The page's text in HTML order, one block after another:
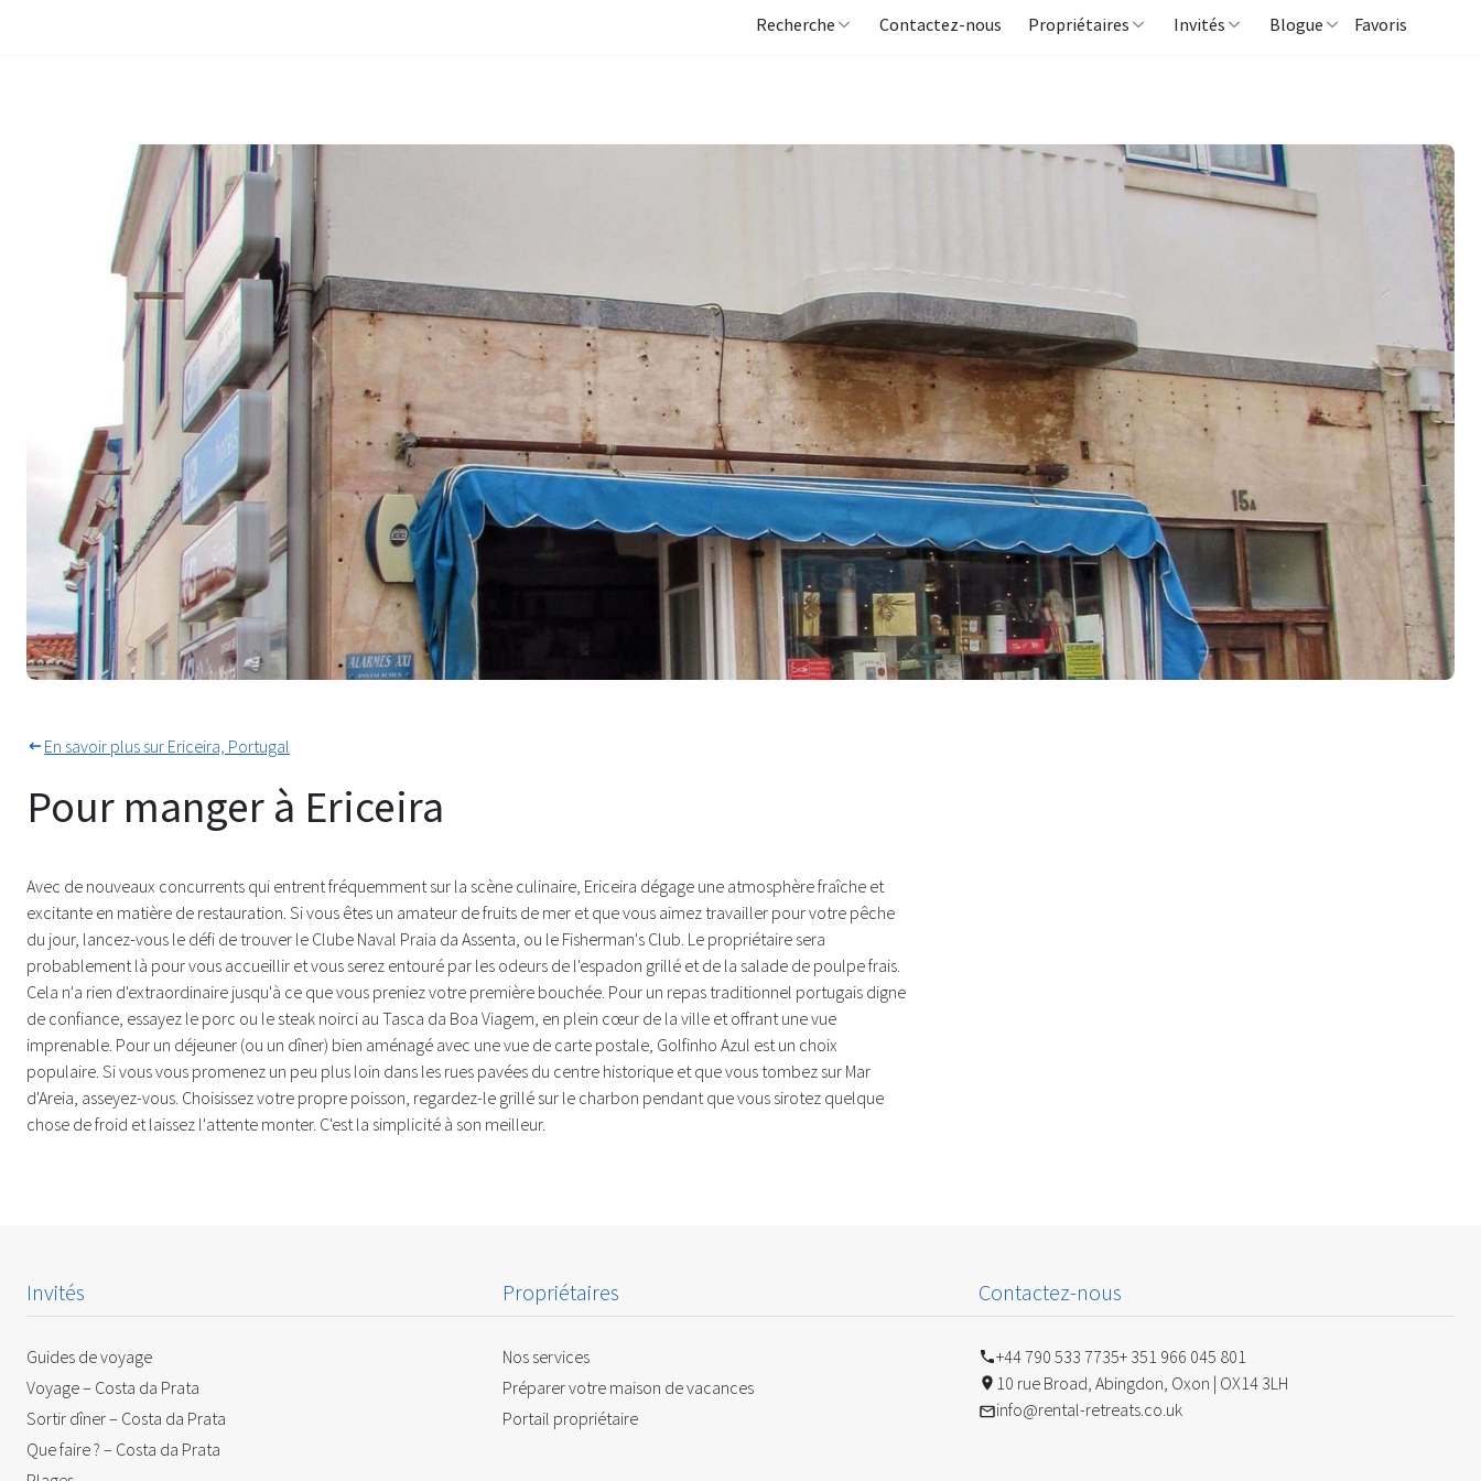
Recherche Contactez-nous Propriétaires Invités Blogue Favoris
En savoir plus sur Ericeira, Portugal
Pour manger à Ericeira
Avec de nouveaux concurrents qui entrent fréquemment sur la scène culinaire, Ericeira dégage une atmosphère fraîche et
excitante en matière de restauration. Si vous êtes un amateur de fruits de mer et que vous aimez travailler pour votre pêche
du jour, lancez-vous le défi de trouver le Clube Naval Praia da Assenta, ou le Fisherman's Club. Le propriétaire sera
probablement là pour vous accueillir et vous serez entouré par les odeurs de l'espadon grillé et de la salade de poulpe frais.
Cela n'a rien d'extraordinaire jusqu'à ce que vous preniez votre première bouchée. Pour un repas traditionnel portugais digne
de confiance, essayez le porc ou le steak noirci au Tasca da Boa Viagem, en plein cœur de la ville et offrant une vue
imprenable. Pour un déjeuner (ou un dîner) bien aménagé avec une vue de carte postale, Golfinho Azul est un choix
populaire. Si vous vous promenez un peu plus loin dans les rues pavées du centre historique et que vous tombez sur Mar
d'Areia, asseyez-vous. Choisissez votre propre poisson, regardez-le grillé sur le charbon pendant que vous sirotez quelque
chose de froid et laissez l'attente monter. C'est la simplicité à son meilleur.
Invités
Guides de voyage
Voyage – Costa da Prata
Sortir dîner – Costa da Prata
Que faire ? – Costa da Prata
Propriétaires
Nos services
Préparer votre maison de vacances
Portail propriétaire
Contactez-nous
+44 790 533 7735+ 351 966 045 801
10 rue Broad, Abingdon, Oxon | OX14 3LH
info@rental-retreats.co.uk